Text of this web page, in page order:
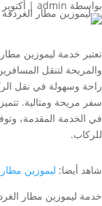
بواسطة admin
| أكتوبر 9, 2025
تعتبر خدمة ليموزين مطار
والمريحة لتنقل
راحة وسهولة في نقل
سفر مريحة ومثالية.
في الخدمة المقدمة،
للركاب.
شاهد أيضا: ليموزين
خدمة ليموزين مطار